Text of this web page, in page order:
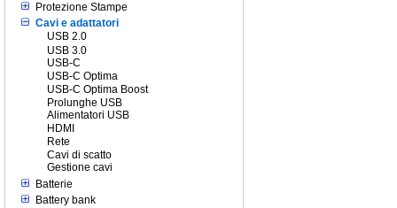
Protezione Stampe
Cavi e adattatori
USB 2.0
USB 3.0
USB-C
USB-C Optima
USB-C Optima Boost
Prolunghe USB
Alimentatori USB
HDMI
Rete
Cavi di scatto
Gestione cavi
Batterie
Battery bank